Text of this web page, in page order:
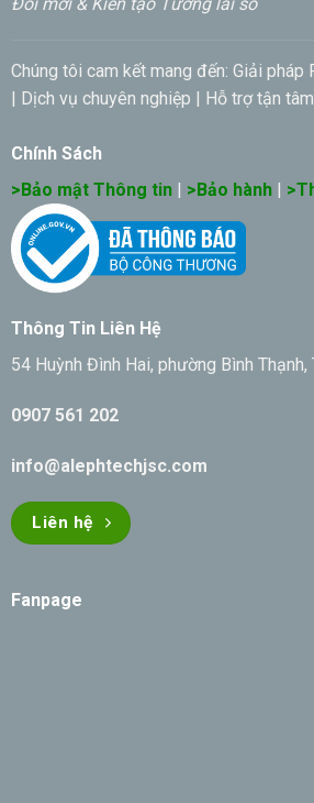
Chúng tôi cam kết mang đến: Giải pháp
| Dịch vụ chuyên nghiệp | Hỗ trợ tận
Chính Sách
>Bảo mật Thông tin| >Bảo hành|
Thông Tin Liên Hệ
54 Huỳnh Đình Hai, phường Bình Thạnh,
0907 561 202
info@alephtechjsc.com
Liên hệ
Fanpage